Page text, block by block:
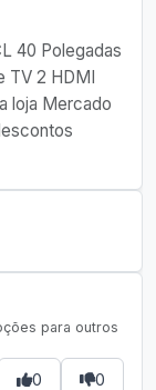
40 Polegadas
TV 2 HDMI
loja Mercado
para outros
0 0